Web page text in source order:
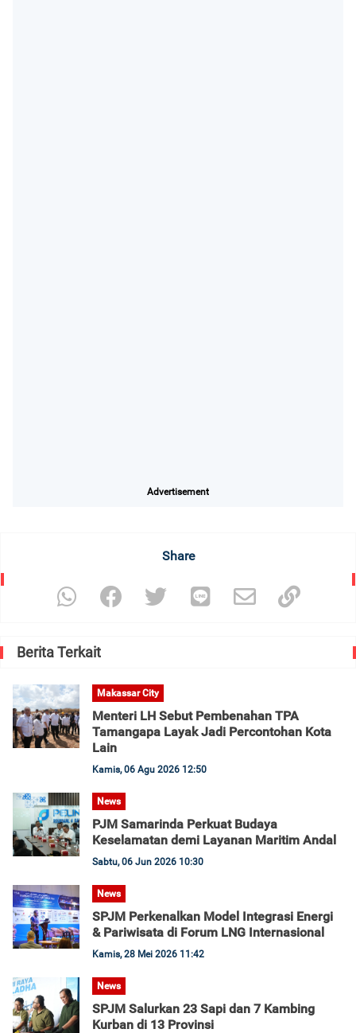
Advertisement
Share
Berita Terkait
Makassar City
Menteri LH Sebut Pembenahan TPA
Tamangapa Layak Jadi Percontohan Kota
Lain
Kamis, 06 Agu 2026 12:50
News
PJM Samarinda Perkuat Budaya
Keselamatan demi Layanan Maritim Andal
Sabtu, 06 Jun 2026 10:30
News
SPJM Perkenalkan Model Integrasi Energi
& Pariwisata di Forum LNG Internasional
Kamis, 28 Mei 2026 11:42
News
SPJM Salurkan 23 Sapi dan 7 Kambing
Kurban di 13 Provinsi